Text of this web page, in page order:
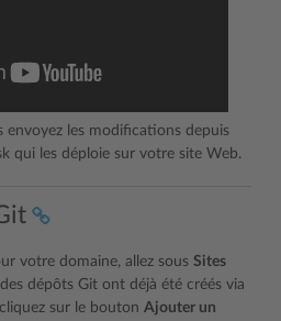
envoyez les modifications depuis
qui les déploie sur votre site Web.
votre domaine, allez sous Sites
dépôts Git ont déjà été créés via
sur le bouton Ajouter un